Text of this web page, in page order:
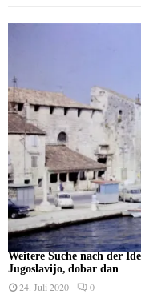
Weitere Suche nach der
Jugoslavijo, dobar dan
24. Juli 2020 0